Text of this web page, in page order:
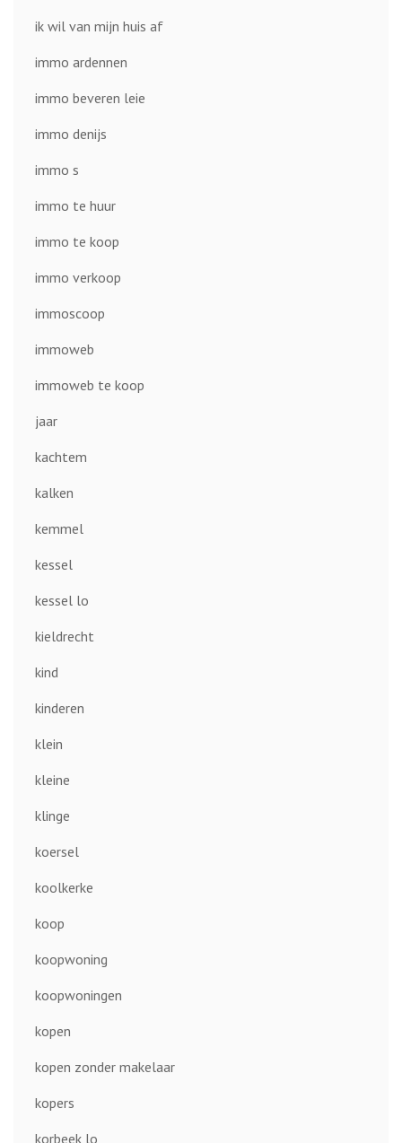
ik wil van mijn huis af
immo ardennen
immo beveren leie
immo denijs
immo s
immo te huur
immo te koop
immo verkoop
immoscoop
immoweb
immoweb te koop
jaar
kachtem
kalken
kemmel
kessel
kessel lo
kieldrecht
kind
kinderen
klein
kleine
klinge
koersel
koolkerke
koop
koopwoning
koopwoningen
kopen
kopen zonder makelaar
kopers
korbeek lo